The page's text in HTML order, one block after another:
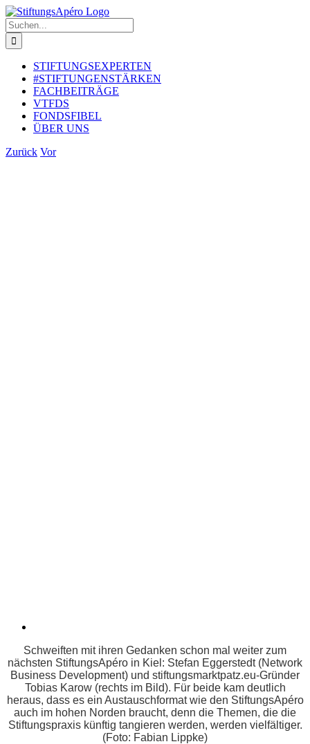
Zum
Inhalt
springen
Suche
nach:
STIFTUNGSEXPERTEN
#STIFTUNGENSTÄRKEN
FACHBEITRÄGE
VTFDS
FONDSFIBEL
ÜBER UNS
Zurück Vor
Schweiften mit ihren Gedanken schon mal weiter zum
nächsten StiftungsApéro in Kiel: Stefan Eggerstedt (Network
Business Development) und stiftungsmarktpatz.eu-Gründer
Tobias Karow (rechts im Bild). Für beide kam deutlich
heraus, dass es ein Austauschformat wie den StiftungsApéro
auch im hohen Norden braucht, denn die Themen, die die
Stiftungspraxis künftig tangieren werden, werden vielfältiger.
(Foto: Fabian Lippke)